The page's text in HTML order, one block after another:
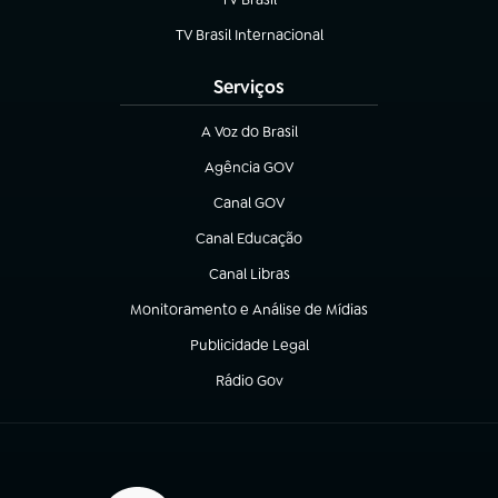
(abre em nova aba)
TV Brasil Internacional
(abre em nova aba)
Serviços
A Voz do Brasil
(abre em nova aba)
Agência GOV
(abre em nova aba)
Canal GOV
(abre em nova aba)
Canal Educação
(abre em nova aba)
Canal Libras
(abre em nova aba)
Monitoramento e Análise de Mídias
(abre em nova aba)
Publicidade Legal
(abre em nova aba)
Rádio Gov
(abre em nova aba)